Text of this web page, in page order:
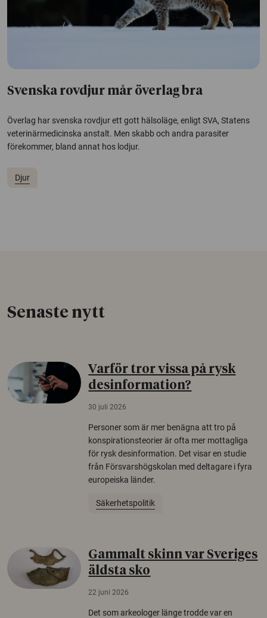
Svenska rovdjur mår överlag bra
Överlag har svenska rovdjur ett gott hälsoläge, enligt SVA, Statens
veterinärmedicinska anstalt. Men skabb och andra parasiter
förekommer, bland annat hos lodjur.
Djur
Senaste nytt
Varför tror vissa på rysk
desinformation?
30 juli 2026
Personer som är mer benägna att tro på
konspirationsteorier är ofta mer mottagliga
för rysk desinformation. Det visar en studie
från Försvarshögskolan med deltagare i fyra
europeiska länder.
Säkerhetspolitik
Gammalt skinn var Sveriges
äldsta sko
22 juni 2026
Det som arkeologer länge trodde var en